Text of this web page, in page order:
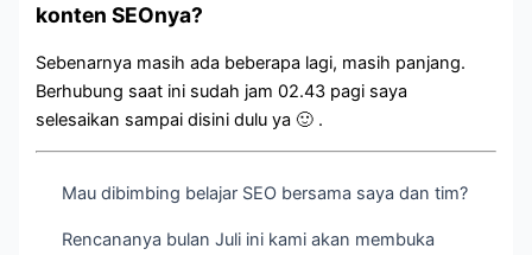
konten SEOnya?
Sebenarnya masih ada beberapa lagi, masih panjang.
Berhubung saat ini sudah jam 02.43 pagi saya
selesaikan sampai disini dulu ya 🙂 .
Mau dibimbing belajar SEO bersama saya dan tim?
Rencananya bulan Juli ini kami akan membuka